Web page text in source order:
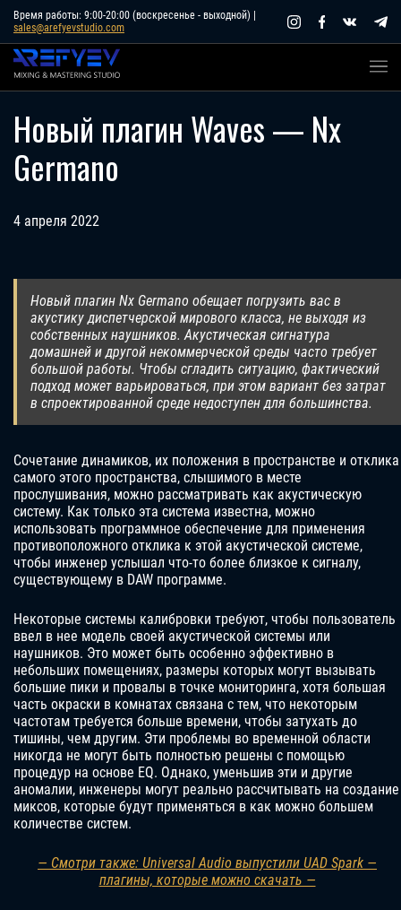
Skip
content
Время работы: 9:00-20:00 (воскресенье - выходной) |
sales@arefyevstudio.com
Новый плагин Waves — Nx
Germano
4 апреля 2022
Новый плагин Nx Germano обещает погрузить вас в
акустику диспетчерской мирового класса, не выходя из
собственных наушников. Акустическая сигнатура
домашней и другой некоммерческой среды часто требует
большой работы. Чтобы сгладить ситуацию, фактический
подход может варьироваться, при этом вариант без затрат
в спроектированной среде недоступен для большинства.
Сочетание динамиков, их положения в пространстве и отклика
самого этого пространства, слышимого в месте
прослушивания, можно рассматривать как акустическую
систему. Как только эта система известна, можно
использовать программное обеспечение для применения
противоположного отклика к этой акустической системе,
чтобы инженер услышал что-то более близкое к сигналу,
существующему в DAW программе.
Некоторые системы калибровки требуют, чтобы пользователь
ввел в нее модель своей акустической системы или
наушников. Это может быть особенно эффективно в
небольших помещениях, размеры которых могут вызывать
большие пики и провалы в точке мониторинга, хотя большая
часть окраски в комнатах связана с тем, что некоторым
частотам требуется больше времени, чтобы затухать до
тишины, чем другим. Эти проблемы во временной области
никогда не могут быть полностью решены с помощью
процедур на основе EQ. Однако, уменьшив эти и другие
аномалии, инженеры могут реально рассчитывать на создание
миксов, которые будут применяться в как можно большем
количестве систем.
— Смотри также: Universal Audio выпустили UAD Spark —
плагины, которые можно скачать —